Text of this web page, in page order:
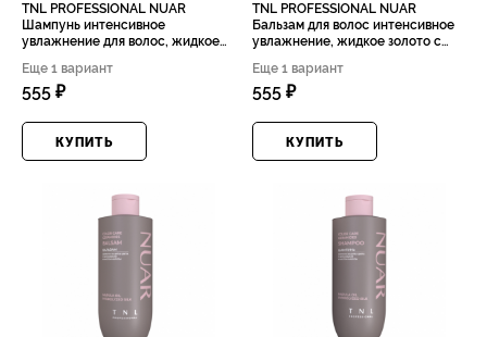
TNL PROFESSIONAL NUAR
Шампунь интенсивное
увлажнение для волос, жидкое
пептидами и гиалуроновой
кислотой, 400мл
Еще 1 вариант
555 ₽
КУПИТЬ
TNL PROFESSIONAL NUAR
Бальзам для волос интенсивное
увлажнение, жидкое золото с
гиалуроновой кислотой, 400мл
Еще 1 вариант
555 ₽
КУПИТЬ